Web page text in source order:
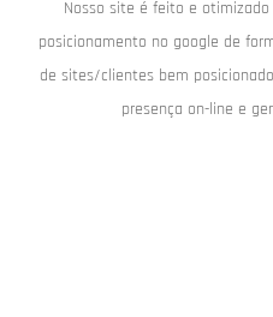
Nosso site é feito e
posicionamento no google de
de sites/clientes bem
presença on-line e